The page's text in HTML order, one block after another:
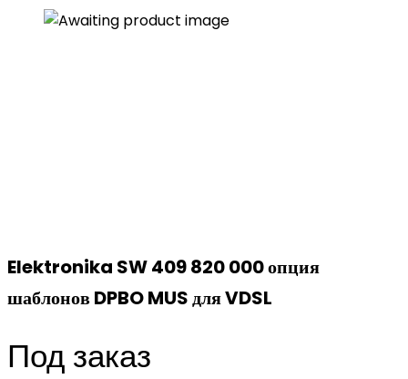
Elektronika SW 409 820 000 опция
шаблонов DPBO MUS для VDSL
Под заказ